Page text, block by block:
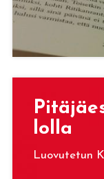
lol­la
Luovutetun